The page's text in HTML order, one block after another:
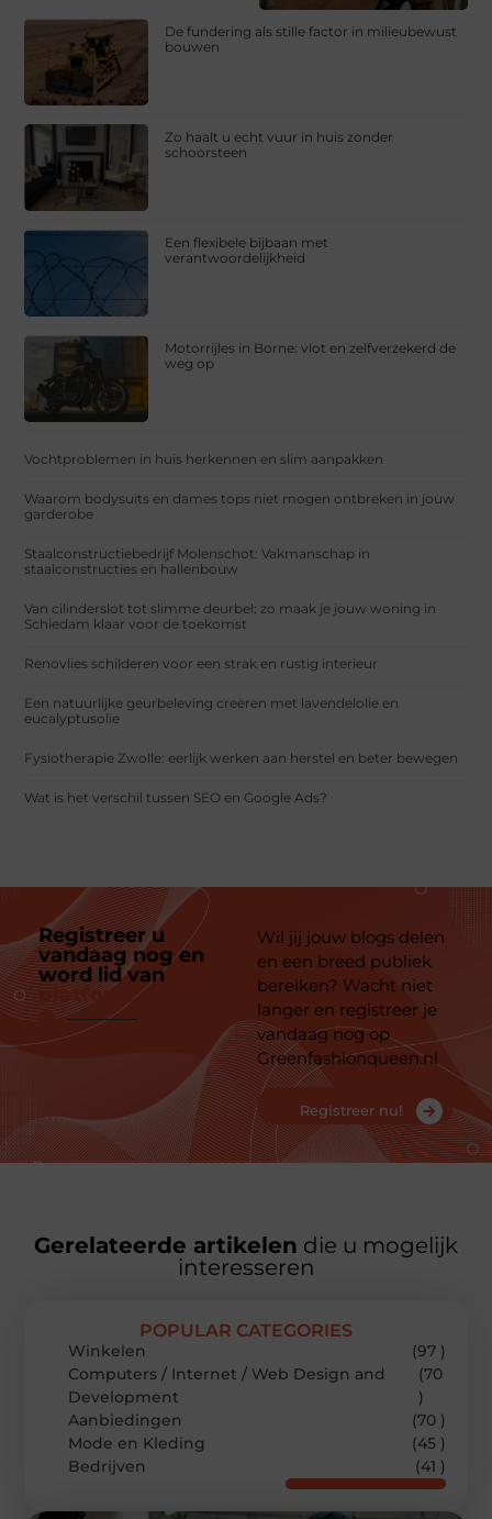
De fundering als stille factor in milieubewust
bouwen
Zo haalt u echt vuur in huis zonder
schoorsteen
Een flexibele bijbaan met
verantwoordelijkheid
Motorrijles in Borne: vlot en zelfverzekerd de
weg op
Vochtproblemen in huis herkennen en slim aanpakken
Waarom bodysuits en dames tops niet mogen ontbreken in jouw
garderobe
Staalconstructiebedrijf Molenschot: Vakmanschap in
staalconstructies en hallenbouw
Van cilinderslot tot slimme deurbel: zo maak je jouw woning in
Schiedam klaar voor de toekomst
Renovlies schilderen voor een strak en rustig interieur
Een natuurlijke geurbeleving creëren met lavendelolie en
eucalyptusolie
Fysiotherapie Zwolle: eerlijk werken aan herstel en beter bewegen
Wat is het verschil tussen SEO en Google Ads?
Registreer u
vandaag nog en
word lid van
platform
Wil jij jouw blogs delen
en een breed publiek
bereiken? Wacht niet
langer en registreer je
vandaag nog op
Greenfashionqueen.nl
Registreer nu!
Gerelateerde artikelen die u mogelijk
interesseren
POPULAR CATEGORIES
Winkelen
(97 )
Computers / Internet / Web Design and
Development
(70
)
Aanbiedingen
(70 )
Mode en Kleding
(45 )
Bedrijven
(41 )